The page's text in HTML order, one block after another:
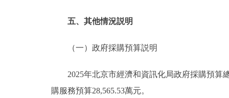
五、其他情況説明
（一）政府採購預算説明
2025年北京市經濟和資訊化局政府採購預算總
購服務預算28,565.53萬元。